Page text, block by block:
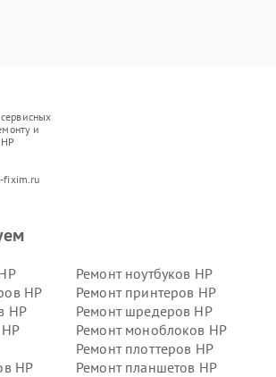
и
Ремонт ноутбуков HP
HP
Ремонт принтеров HP
HP
Ремонт шредеров HP
Ремонт моноблоков HP
Ремонт плоттеров HP
HP
Ремонт планшетов HP